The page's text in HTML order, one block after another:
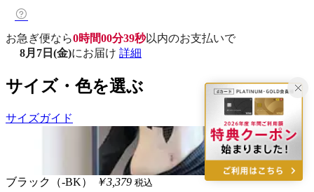
お急ぎ便なら0時間00分38秒以内のお支払いで
8月7日(金)にお届け 詳細
サイズ・色を選ぶ
サイズガイド
ブラック（-BK） ￥3,379 税込